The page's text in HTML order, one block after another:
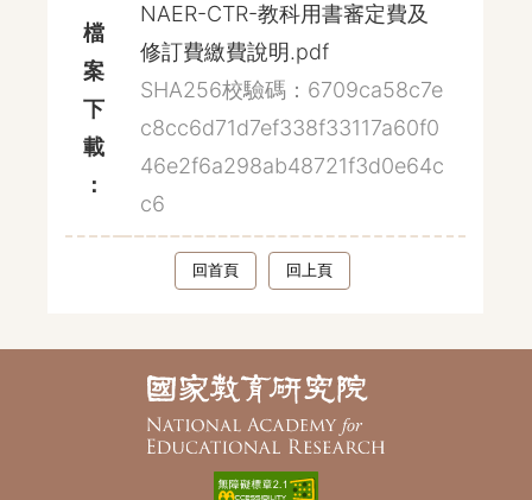
檔
案
下
載
：
NAER-CTR-教科用書審定費及
修訂費繳費說明.pdf
SHA256校驗碼：6709ca58c7e
c8cc6d71d7ef338f33117a60f0
46e2f6a298ab48721f3d0e64c
c6